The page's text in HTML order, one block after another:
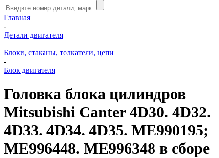
Главная
-
Детали двигателя
-
Блоки, стаканы, толкатели, цепи
-
Блок двигателя
Головка блока цилиндров
Mitsubishi Canter 4D30. 4D32.
4D33. 4D34. 4D35. ME990195;
ME996448. ME996348 в сборе